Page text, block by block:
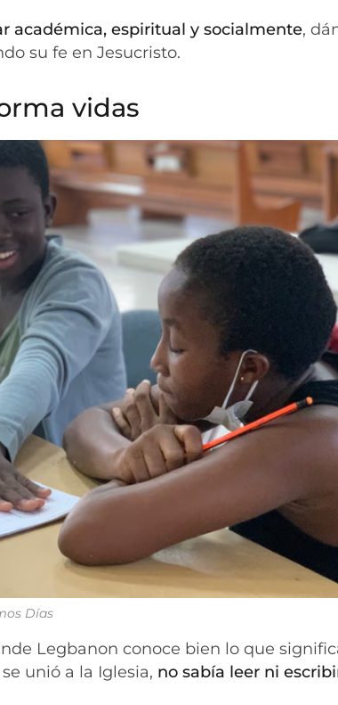
académica, espiritual y socialmente,
su fe en Jesucristo.
vidas
Días
Legbanon conoce bien lo que
unió a la Iglesia, no sabía leer ni